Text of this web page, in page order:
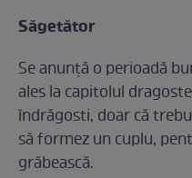
Săgetător
Se anunță o perioadă
ales la capitolul
îndrăgosti, doar că
să formez un cuplu,
grăbească.